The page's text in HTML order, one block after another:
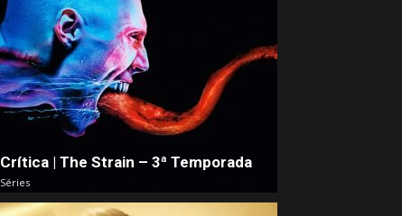
Crítica | The Strain – 3ª Temporada
Séries